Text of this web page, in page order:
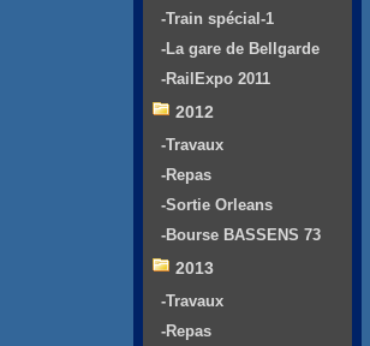
-Train spécial-1
-La gare de Bellgarde
-RailExpo 2011
2012
-Travaux
-Repas
-Sortie Orleans
-Bourse BASSENS 73
2013
-Travaux
-Repas